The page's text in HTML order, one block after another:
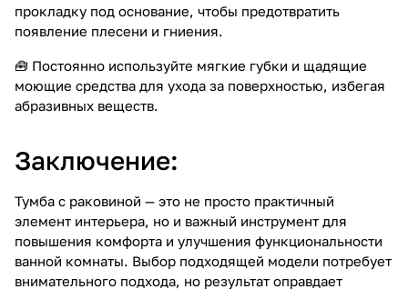
прокладку под основание, чтобы предотвратить
появление плесени и гниения.
🧰 Постоянно используйте мягкие губки и щадящие
моющие средства для ухода за поверхностью, избегая
абразивных веществ.
Заключение:
Тумба с раковиной — это не просто практичный
элемент интерьера, но и важный инструмент для
повышения комфорта и улучшения функциональности
ванной комнаты. Выбор подходящей модели потребует
внимательного подхода, но результат оправдает